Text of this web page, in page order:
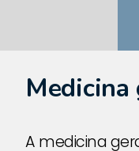
A medicina